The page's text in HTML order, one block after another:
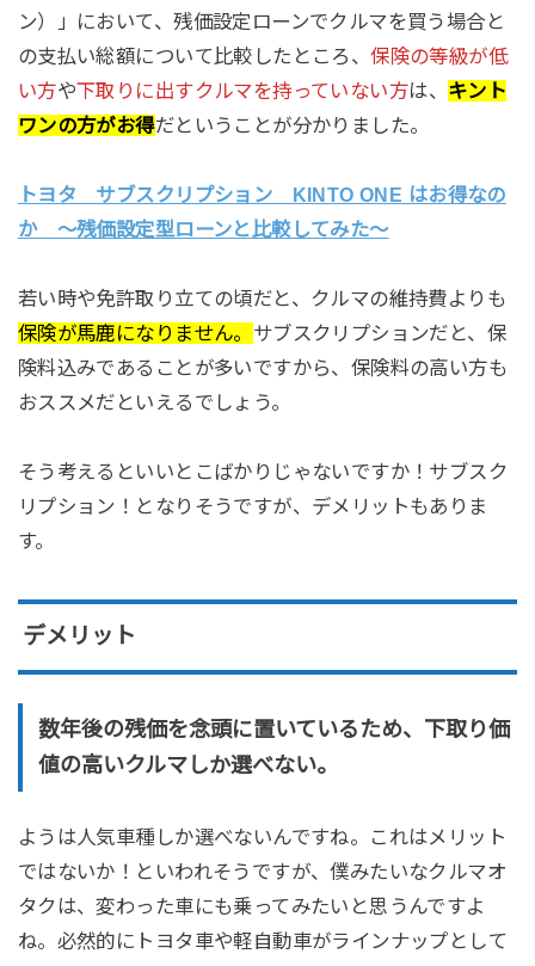
ン）」において、残価設定ローンでクルマを買う場合と
の支払い総額について比較したところ、保険の等級が低
い方や下取りに出すクルマを持っていない方は、 キント
ワンの方がお得だということが分かりました。
トヨタ サブスクリプション KINTO ONE はお得なの
か ～残価設定型ローンと比較してみた～
若い時や免許取り立ての頃だと、クルマの維持費よりも
保険が馬鹿になりません。 サブスクリプションだと、保
険料込みであることが多いですから、保険料の高い方も
おススメだといえるでしょう。
そう考えるといいとこばかりじゃないですか！サブスク
リプション！となりそうですが、デメリットもありま
す。
デメリット
数年後の残価を念頭に置いているため、 下取り価
値の高いクルマしか選べない。
ようは人気車種しか選べないんですね。これはメリット
ではないか！といわれそうですが、僕みたいなクルマオ
タクは、変わった車にも乗ってみたいと思うんですよ
ね。必然的にトヨタ車や軽自動車がラインナップとして